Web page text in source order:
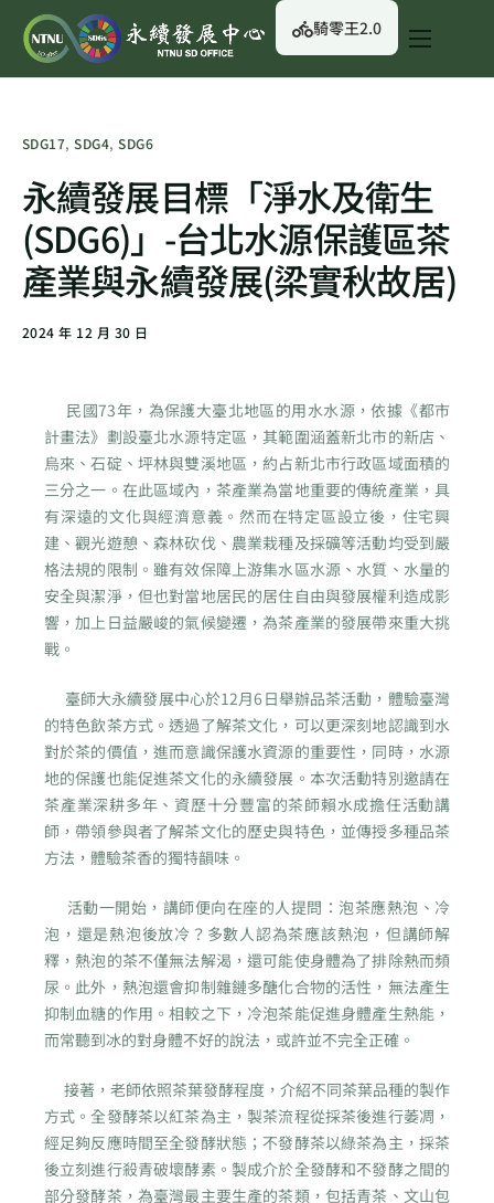
關於我們
永續資訊
校園綠生活
English
騎零王2.0
SDG17,SDG4,SDG6
永續發展目標「淨水及衛生
(SDG6)」-台北水源保護區茶
產業與永續發展(梁實秋故居)
2024 年 12 月 30 日
民國73年，為保護大臺北地區的用水水源，依據《都市
計畫法》劃設臺北水源特定區，其範圍涵蓋新北市的新店、
烏來、石碇、坪林與雙溪地區，約占新北市行政區域面積的
三分之一。在此區域內，茶產業為當地重要的傳統產業，具
有深遠的文化與經濟意義。然而在特定區設立後，住宅興
建、觀光遊憩、森林砍伐、農業栽種及採礦等活動均受到嚴
格法規的限制。雖有效保障上游集水區水源、水質、水量的
安全與潔淨，但也對當地居民的居住自由與發展權利造成影
響，加上日益嚴峻的氣候變遷，為茶產業的發展帶來重大挑
戰。
臺師大永續發展中心於12月6日舉辦品茶活動，體驗臺灣
的特色飲茶方式。透過了解茶文化，可以更深刻地認識到水
對於茶的價值，進而意識保護水資源的重要性，同時，水源
地的保護也能促進茶文化的永續發展。本次活動特別邀請在
茶產業深耕多年、資歷十分豐富的茶師賴水成擔任活動講
師，帶領參與者了解茶文化的歷史與特色，並傳授多種品茶
方法，體驗茶香的獨特韻味。
活動一開始，講師便向在座的人提問：泡茶應熱泡、冷
泡，還是熱泡後放冷？多數人認為茶應該熱泡，但講師解
釋，熱泡的茶不僅無法解渴，還可能使身體為了排除熱而頻
尿。此外，熱泡還會抑制雜鏈多醣化合物的活性，無法產生
抑制血糖的作用。相較之下，冷泡茶能促進身體產生熱能，
而常聽到冰的對身體不好的說法，或許並不完全正確。
接著，老師依照茶葉發酵程度，介紹不同茶葉品種的製作
方式。全發酵茶以紅茶為主，製茶流程從採茶後進行萎凋，
經足夠反應時間至全發酵狀態；不發酵茶以綠茶為主，採茶
後立刻進行殺青破壞酵素。製成介於全發酵和不發酵之間的
部分發酵茶，為臺灣最主要生產的茶類，包括青茶、文山包